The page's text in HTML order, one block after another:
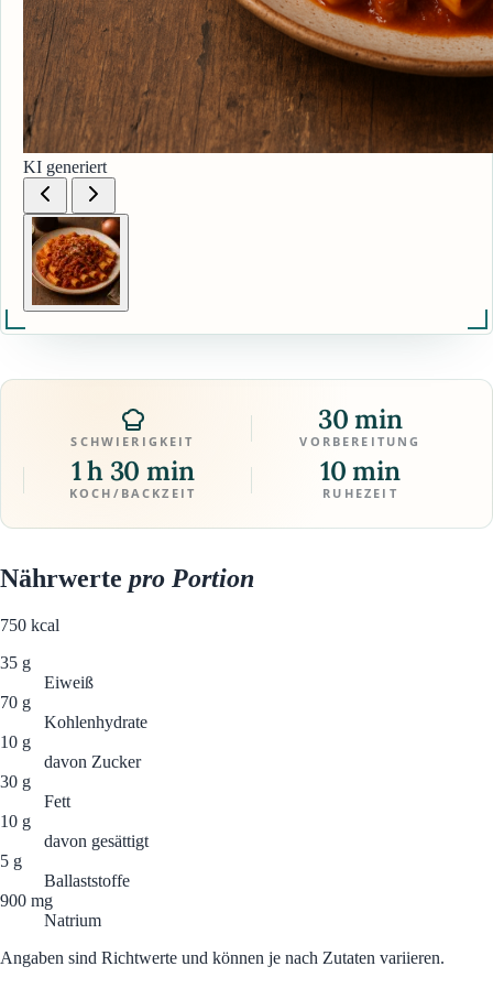
KI generiert
SCHWIERIGKEIT
30 min
VORBEREITUNG
1 h 30 min
KOCH/BACKZEIT
10 min
RUHEZEIT
Nährwerte pro Portion
750 kcal
35 g
Eiweiß
70 g
Kohlenhydrate
10 g
davon Zucker
30 g
Fett
10 g
davon gesättigt
5 g
Ballaststoffe
900 mg
Natrium
Angaben sind Richtwerte und können je nach Zutaten variieren.